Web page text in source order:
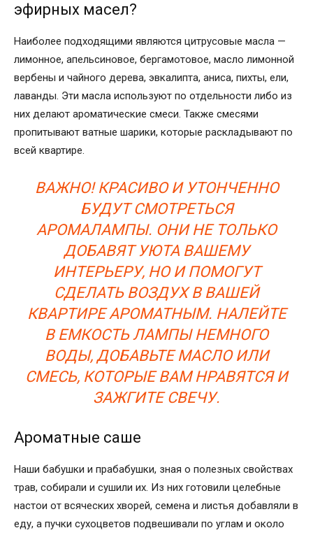
эфирных масел?
Наиболее подходящими являются цитрусовые масла —
лимонное, апельсиновое, бергамотовое, масло лимонной
вербены и чайного дерева, эвкалипта, аниса, пихты, ели,
лаванды. Эти масла используют по отдельности либо из
них делают ароматические смеси. Также смесями
пропитывают ватные шарики, которые раскладывают по
всей квартире.
ВАЖНО! КРАСИВО И УТОНЧЕННО
БУДУТ СМОТРЕТЬСЯ
АРОМАЛАМПЫ. ОНИ НЕ ТОЛЬКО
ДОБАВЯТ УЮТА ВАШЕМУ
ИНТЕРЬЕРУ, НО И ПОМОГУТ
СДЕЛАТЬ ВОЗДУХ В ВАШЕЙ
КВАРТИРЕ АРОМАТНЫМ. НАЛЕЙТЕ
В ЕМКОСТЬ ЛАМПЫ НЕМНОГО
ВОДЫ, ДОБАВЬТЕ МАСЛО ИЛИ
СМЕСЬ, КОТОРЫЕ ВАМ НРАВЯТСЯ И
ЗАЖГИТЕ СВЕЧУ.
Ароматные саше
Наши бабушки и прабабушки, зная о полезных свойствах
трав, собирали и сушили их. Из них готовили целебные
настои от всяческих хворей, семена и листья добавляли в
еду, а пучки сухоцветов подвешивали по углам и около